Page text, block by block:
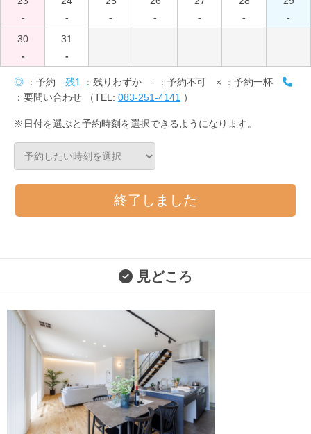
-
-
-
-
-
-
-
30
-
31
-
◎ ：予約 残1 ：残りわずか - ：予約不可 × ：予約一杯
：要問い合わせ （TEL: 083-251-4141 ）
※日付を選ぶと予約時刻を選択できるようになります。
終了しました
見どころ